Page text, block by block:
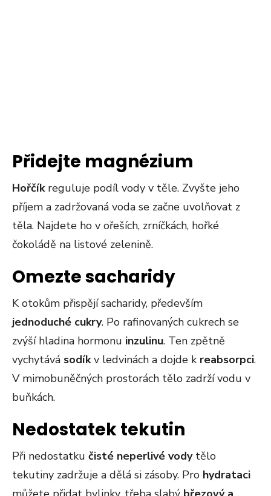
Přidejte magnézium
Hořčíkreguluje podíl vody v těle. Zvyšte jeho
příjem a zadržovaná voda se začne uvolňovat z
těla. Najdete ho v ořeších, zrníčkách, hořké
čokoládě na listové zelenině.
Omezte sacharidy
K otokům přispějí sacharidy, především
jednoduché cukry. Po rafinovaných cukrech se
zvýší hladina hormonu inzulinu. Ten zpětně
vychytává sodíkv ledvinách a dojde k reabsorpci.
V mimobuněčných prostorách tělo zadrží vodu v
buňkách.
Nedostatek tekutin
Při nedostatku čisté neperlivé vodytělo
tekutiny zadržuje a dělá si zásoby. Pro hydrataci